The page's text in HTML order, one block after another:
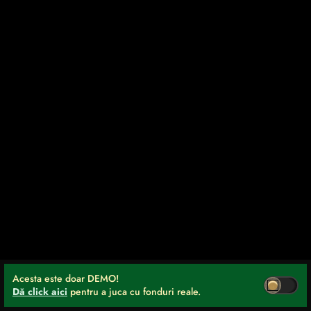
Acesta este doar DEMO!
Dă click aici pentru a juca cu fonduri reale.